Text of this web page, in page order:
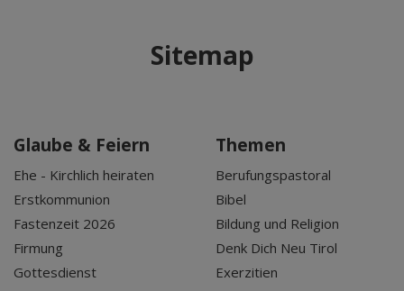
Sitemap
Glaube & Feiern
Ehe - Kirchlich heiraten
Erstkommunion
Fastenzeit 2026
Firmung
Gottesdienst
Themen
Berufungspastoral
Bibel
Bildung und Religion
Denk Dich Neu Tirol
Exerzitien